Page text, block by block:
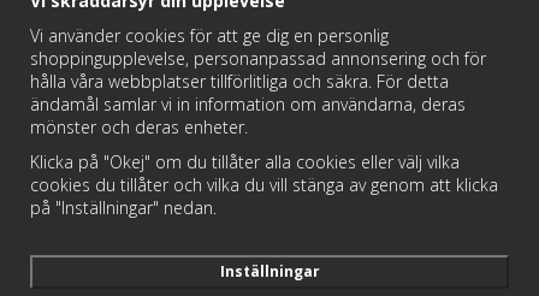
Fritidstoaletter och VVS.
Butik i Hedemora.
Vi hjälper dig hitta rätt reservdel!
https://badochtoaspecialisten.se/return/
Vi använder cookies för att ge dig en personlig
shoppingupplevelse, personanpassad annonsering och för
hålla våra webbplatser tillförlitliga och säkra. För detta
ändamål samlar vi in information om användarna, deras
mönster och deras enheter.
Klicka på "Okej" om du tillåter alla cookies eller välj vilka
cookies du tillåter och vilka du vill stänga av genom att klicka
på "Inställningar" nedan.
Inställningar